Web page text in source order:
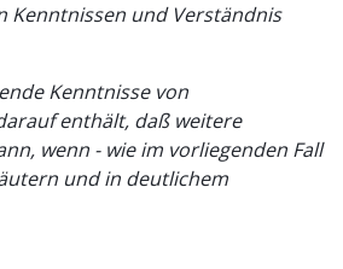
Kenntnissen und Verständnis
Kenntnisse von
enthält, daß weitere
wenn - wie im vorliegenden Fall
und in deutlichem